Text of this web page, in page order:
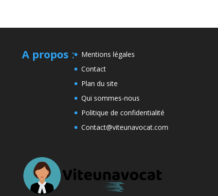
A propos :
Mentions légales
Contact
Plan du site
Qui sommes-nous
Politique de confidentialité
Contact@viteunavocat.com